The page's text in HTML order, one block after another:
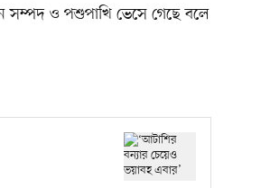
সম্পদ ও পশুপাখি ভেসে গেছে বলে